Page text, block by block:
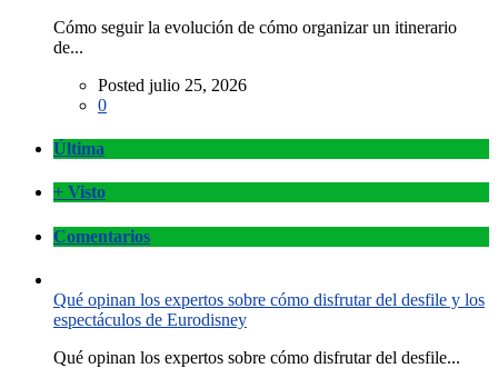
Cómo seguir la evolución de cómo organizar un itinerario
de...
Posted julio 25, 2026
0
Última
+ Visto
Comentarios
Qué opinan los expertos sobre cómo disfrutar del desfile y los
espectáculos de Eurodisney
Qué opinan los expertos sobre cómo disfrutar del desfile...